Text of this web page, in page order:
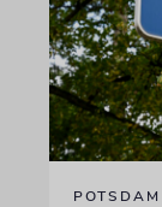
POTSDAM